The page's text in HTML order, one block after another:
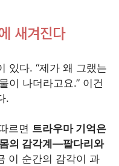
새겨진다
있다. “제가 왜 그랬는
이 나더라고요.” 이건
.
르면 트라우마 기억은
의 감각계—팔다리와
이 순간의 감각이 과